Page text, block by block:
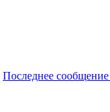
Последнее сообщение